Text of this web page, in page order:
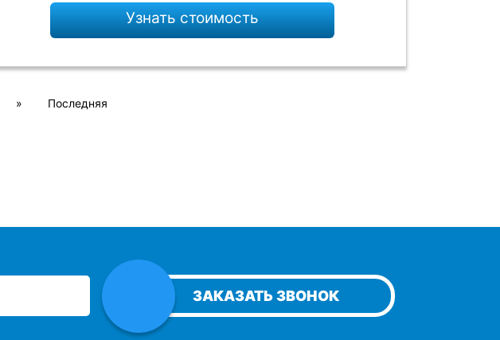
Узнать стоимость
» Последняя
ЗАКАЗАТЬ ЗВОНОК